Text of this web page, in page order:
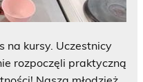
na kursy. Uczestnicy
rozpoczęli praktyczną